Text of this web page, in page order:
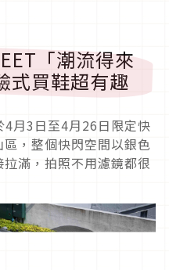
「潮流得來
式買鞋超有趣
月3日至4月26日限定快
，整個快閃空間以銀色
滿，拍照不用濾鏡都很